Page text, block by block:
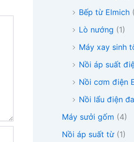
Bếp từ Elmich
Lò nướng (1)
Máy xay sinh
Nồi áp suất
Nồi cơm điện
Nồi lẩu điện
Máy sưởi gốm (4)
Nồi áp suất từ (1)